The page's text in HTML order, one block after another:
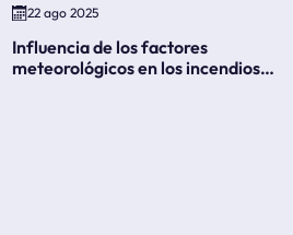
22 ago 2025
Influencia de los factores
meteorológicos en los incendios